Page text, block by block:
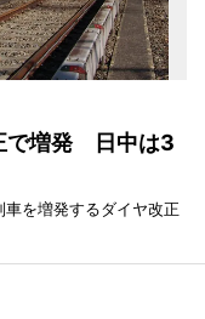
で増発 日中は3
を増発するダイヤ改正